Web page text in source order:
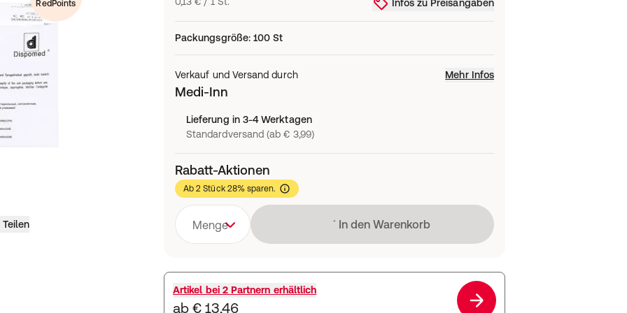
RedPoints
Teilen
Infos zu Preisangaben
Packungsgröße:100 St
Verkauf und Versand durch Mehr Infos
Medi-Inn
Lieferung in 3-4 Werktagen
Standardversand (ab € 3,99)
Rabatt-Aktionen
Ab 2 Stück 28% sparen.
Menge Lädt
In den Warenkorb
Artikel bei 2 Partnern erhältlich
ab € 13,46